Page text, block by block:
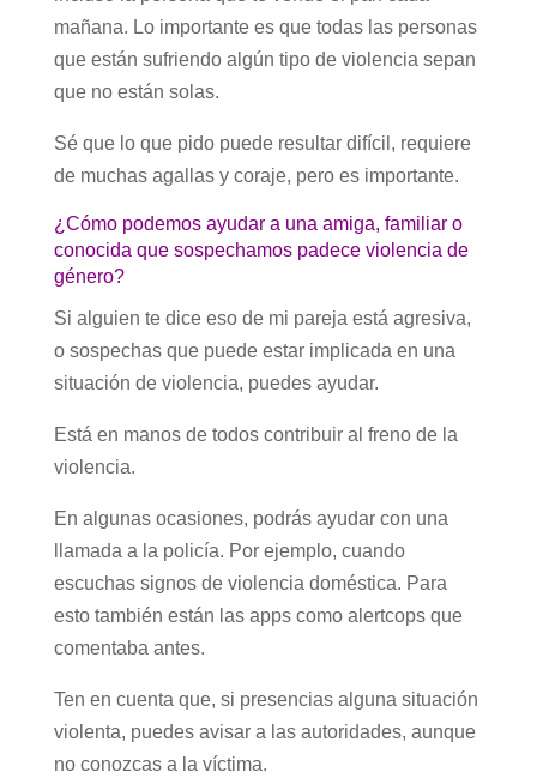
mañana. Lo importante es que todas las personas
que están sufriendo algún tipo de violencia sepan
que no están solas.
Sé que lo que pido puede resultar difícil, requiere
de muchas agallas y coraje, pero es importante.
¿Cómo podemos ayudar a una amiga, familiar o
conocida que sospechamos padece violencia de
género?
Si alguien te dice eso de mi pareja está agresiva,
o sospechas que puede estar implicada en una
situación de violencia, puedes ayudar.
Está en manos de todos contribuir al freno de la
violencia.
En algunas ocasiones, podrás ayudar con una
llamada a la policía. Por ejemplo, cuando
escuchas signos de violencia doméstica. Para
esto también están las apps como alertcops que
comentaba antes.
Ten en cuenta que, si presencias alguna situación
violenta, puedes avisar a las autoridades, aunque
no conozcas a la víctima.